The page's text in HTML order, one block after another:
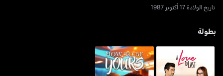
تاريخ الولادة 17 أكتوبر 1987
بطولة